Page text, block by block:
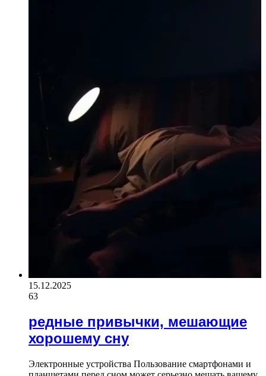
15.12.2025
63
редные привычки, мешающие
хорошему сну
Электронные устройства Пользование смартфонами и